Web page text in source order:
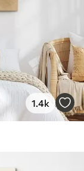
1.4k